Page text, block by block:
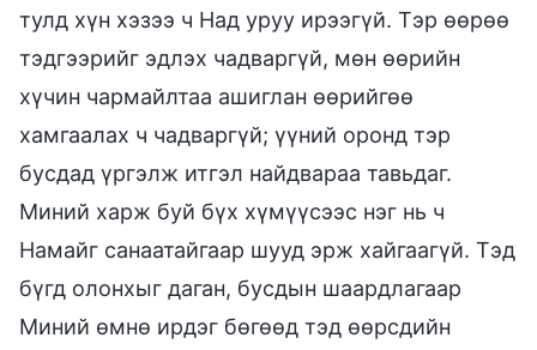
тулд хүн хэзээ ч Над уруу ирээгүй. Тэр өөрөө
тэдгээрийг эдлэх чадваргүй, мөн өөрийн
хүчин чармайлтаа ашиглан өөрийгөө
хамгаалах ч чадваргүй; үүний оронд тэр
бусдад үргэлж итгэл найдвараа тавьдаг.
Миний харж буй бүх хүмүүсээс нэг нь ч
Намайг санаатайгаар шууд эрж хайгаагүй. Тэд
бүгд олонхыг даган, бусдын шаардлагаар
Миний өмнө ирдэг бөгөөд тэд өөрсдийн